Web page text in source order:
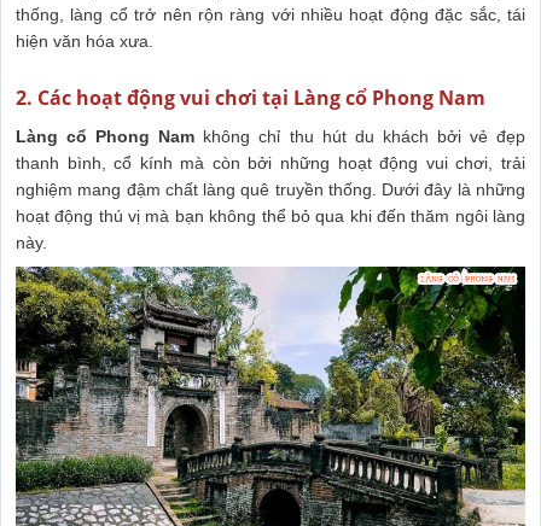
thống, làng cổ trở nên rộn ràng với nhiều hoạt động đặc sắc, tái
hiện văn hóa xưa.
2. Các hoạt động vui chơi tại Làng cổ Phong Nam
Làng cổ Phong Nam không chỉ thu hút du khách bởi vẻ đẹp
thanh bình, cổ kính mà còn bởi những hoạt động vui chơi, trải
nghiệm mang đậm chất làng quê truyền thống. Dưới đây là những
hoạt động thú vị mà bạn không thể bỏ qua khi đến thăm ngôi làng
này.